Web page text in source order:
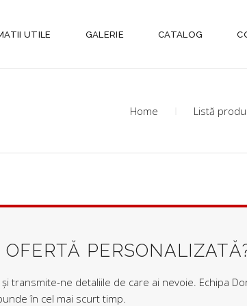
UTILE GALERIE CATALOG
Home Listă
transmite-ne detaliile de care ai nevoie. Echipa
în cel mai scurt timp.